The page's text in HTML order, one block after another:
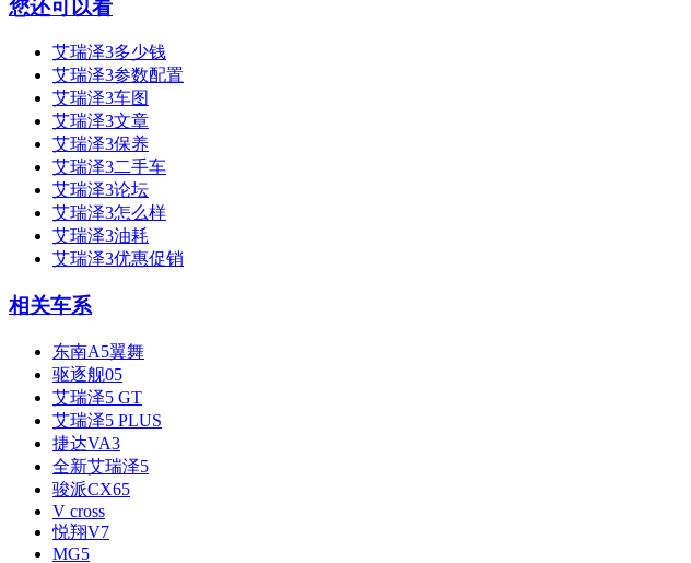
您还可以看
艾瑞泽3多少钱
艾瑞泽3参数配置
艾瑞泽3车图
艾瑞泽3文章
艾瑞泽3保养
艾瑞泽3二手车
艾瑞泽3论坛
艾瑞泽3怎么样
艾瑞泽3油耗
艾瑞泽3优惠促销
相关车系
东南A5翼舞
驱逐舰05
艾瑞泽5 GT
艾瑞泽5 PLUS
捷达VA3
全新艾瑞泽5
骏派CX65
V cross
悦翔V7
MG5